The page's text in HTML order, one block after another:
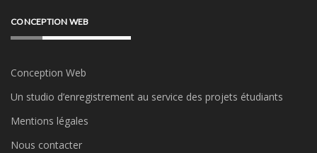
CONCEPTION WEB
Conception Web
Un studio d’enregistrement au service des projets étudiants
Mentions légales
Nous contacter